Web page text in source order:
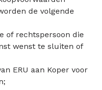
de volgende
of rechtspersoon die
wenst te sluiten of
ERU aan Koper voor